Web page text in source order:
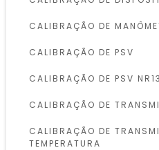
CALIBRAÇÃO DE
CALIBRAÇÃO DE PSV
CALIBRAÇÃO DE PSV NR13
CALIBRAÇÃO DE
CALIBRAÇÃO DE
TEMPERATURA